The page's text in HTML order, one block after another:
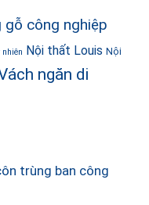
gỗ công nghiệp
Nội thất Louis Nội
ngăn di
trùng ban công